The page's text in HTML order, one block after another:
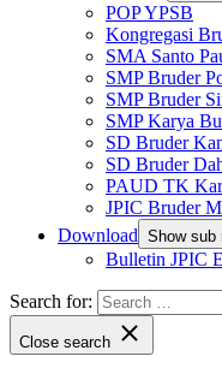
POP YPSB
Kongregasi
SMA Santo
SMP Bruder
SMP Bruder
SMP Karya
SD Bruder
SD Bruder
PAUD TK
JPIC Bruder
Download Show sub
Bulletin JPIC
Search for:
Close search